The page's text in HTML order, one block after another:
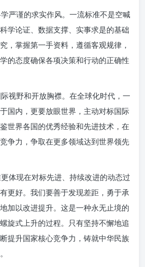
严谨的求实作风。一流标准不是空喊
学论证、数据支撑、实事求是的基础
，掌握第一手资料，遵循客观规律，
的态度确保各项决策和行动的正确性
视野和开放胸襟。在全球化时代，一
国内，更要放眼世界，主动对标国际
世界各国的优秀经验和先进技术，在
争力，争取在更多领域达到世界领先
体现在对标先进、持续改进的动态过
更好。我们要善于发现差距，勇于承
加以改进提升。这是一种永无止境的
旋式上升的过程。只有坚持不懈地追
提升国家核心竞争力，铸就中华民族